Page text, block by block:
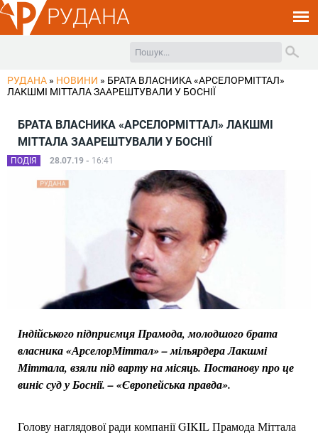
РУДАНА
РУДАНА » НОВИНИ » БРАТА ВЛАСНИКА «АРСЕЛОРМІТТАЛ»
ЛАКШМІ МІТТАЛА ЗААРЕШТУВАЛИ У БОСНІЇ
БРАТА ВЛАСНИКА «АРСЕЛОРМІТТАЛ» ЛАКШМІ
МІТТАЛА ЗААРЕШТУВАЛИ У БОСНІЇ
ПОДІЯ 28.07.19 - 16:41
Індійського підприємця Прамода, молодшого брата
власника «АрселорМіттал» – мільярдера Лакшмі
Міттала, взяли під варту на місяць. Постанову про це
виніс суд у Боснії. – «Європейська правда».
Голову наглядової ради компанії GIKIL Прамода Міттала